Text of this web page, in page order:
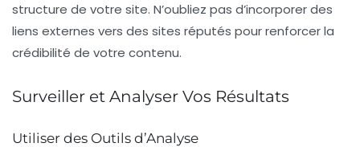
structure de votre site. N’oubliez pas d’incorporer des
liens externes vers des sites réputés pour renforcer la
crédibilité de votre contenu.
Surveiller et Analyser Vos Résultats
Utiliser des Outils d’Analyse